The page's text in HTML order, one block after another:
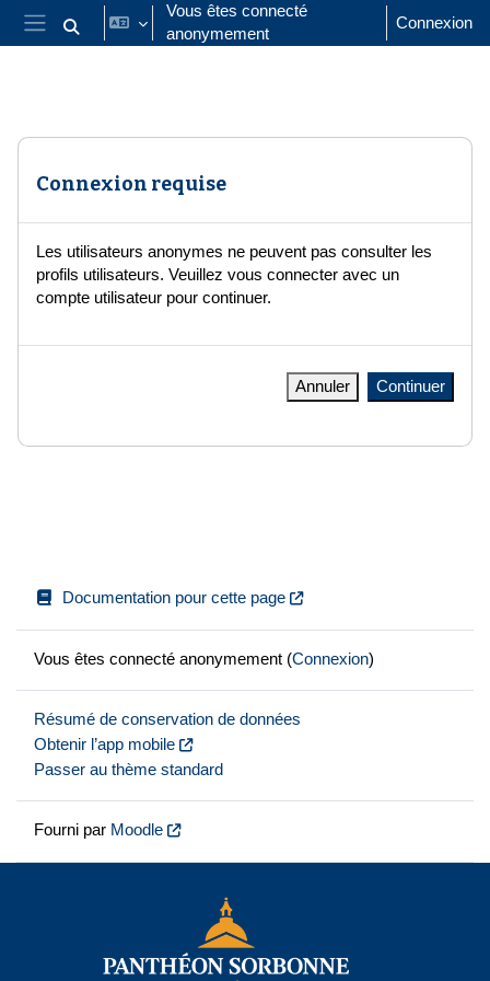
Passer au contenu principal
Panneau latéral
Activer/désactiver la saisie de recherche
Vous êtes connecté
anonymement
Connexion
Connexion requise
Les utilisateurs anonymes ne peuvent pas consulter les
profils utilisateurs. Veuillez vous connecter avec un
compte utilisateur pour continuer.
Annuler Continuer
Documentation pour cette page
Vous êtes connecté anonymement (Connexion)
Résumé de conservation de données
Obtenir l’app mobile
Passer au thème standard
Fourni par Moodle